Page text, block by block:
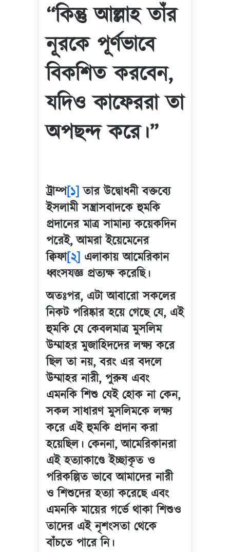
“কিন্তু আল্লাহ তাঁর
নূরকে পূর্ণভাবে
বিকশিত করবেন,
যদিও কাফেররা তা
অপছন্দ করে।”
ট্রাম্প[১] তার উদ্বোধনী বক্তব্যে
ইসলামী সন্ত্রাসবাদকে হুমকি
প্রদানের মাত্র সামান্য কয়েকদিন
পরেই, আমরা ইয়েমেনের
ক্বিফা[২] এলাকায় আমেরিকান
ধ্বংসযজ্ঞ প্রত্যক্ষ করেছি।
অতঃপর, এটা আবারো সকলের
নিকট পরিষ্কার হয়ে গেছে যে, এই
হুমকি যে কেবলমাত্র মুসলিম
উম্মাহর মুজাহিদদের লক্ষ্য করে
ছিল তা নয়, বরং এর বদলে
উম্মাহর নারী, পুরুষ এবং
এমনকি শিশু যেই হোক না কেন,
সকল সাধারণ মুসলিমকে লক্ষ্য
করে এই হুমকি প্রদান করা
হয়েছিল। কেননা, আমেরিকানরা
এই হত্যাকাণ্ডে ইচ্ছাকৃত ও
পরিকল্পিত ভাবে আমাদের নারী
ও শিশুদের হত্যা করেছে এবং
এমনকি মায়ের গর্ভে থাকা শিশুও
তাদের এই নৃশংসতা থেকে
বাঁচতে পারে নি।